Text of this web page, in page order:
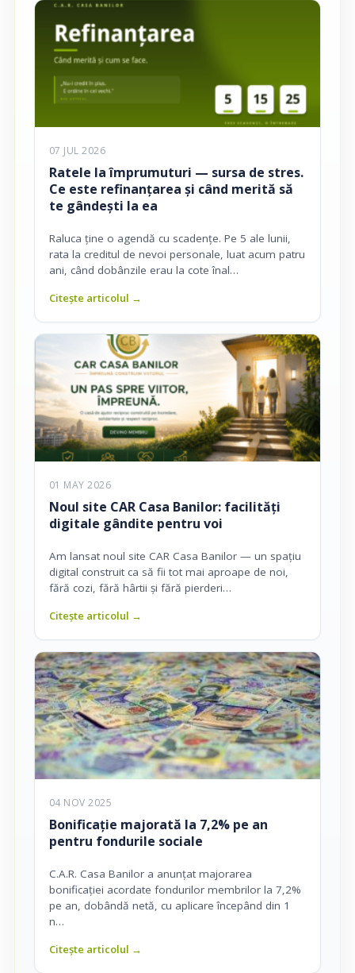
07 JUL 2026
Ratele la împrumuturi — sursa de stres.
Ce este refinanțarea și când merită să
te gândești la ea
Raluca ține o agendă cu scadențe. Pe 5 ale lunii,
rata la creditul de nevoi personale, luat acum patru
ani, când dobânzile erau la cote înal…
Citește articolul →
01 MAY 2026
Noul site CAR Casa Banilor: facilități
digitale gândite pentru voi
Am lansat noul site CAR Casa Banilor — un spațiu
digital construit ca să fii tot mai aproape de noi,
fără cozi, fără hârtii și fără pierderi…
Citește articolul →
04 NOV 2025
Bonificație majorată la 7,2% pe an
pentru fondurile sociale
C.A.R. Casa Banilor a anunțat majorarea
bonificației acordate fondurilor membrilor la 7,2%
pe an, dobândă netă, cu aplicare începând din 1
n…
Citește articolul →